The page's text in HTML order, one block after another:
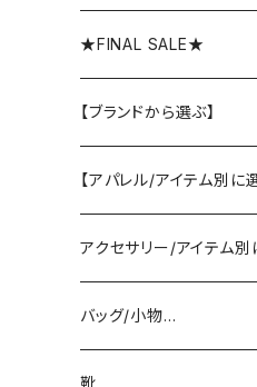
★FINAL SALE★
【ブランドから選ぶ】
SELECT／ORIGINAL
PASSIONE/cafune
ヤマトドレス／dolly-
lovint
【アパレル/アイテム別に選
outer
coat/down
jacket/blouson
tops
knit/sweat/parker
bottom
アクセサリー/アイテム別
pierce/earring/ear
necklace/top
バッグ/小物…
bag
靴